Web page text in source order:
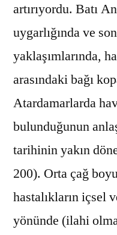
artırıyordu. Batı
uygarlığında ve
yaklaşımlarında,
arasındaki bağı
Atardamarlarda
bulunduğunun
tarihinin yakın
200). Orta çağ
hastalıkların içsel
yönünde (ilahi